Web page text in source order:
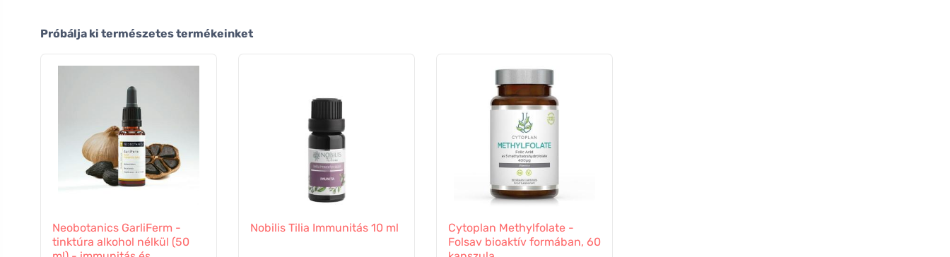
Próbálja ki természetes termékeinket
Neobotanics GarliFerm -
tinktúra alkohol nélkül (50
Nobilis Tilia Immunitás 10 ml
Cytoplan Methylfolate -
Folsav bioaktív formában, 60